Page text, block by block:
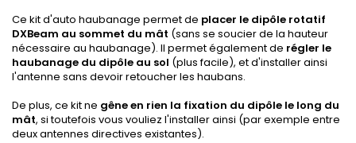
Ce kit d'auto haubanage permet de placer le dipôle rotatif
DXBeam au sommet du mât (sans se soucier de la hauteur
nécessaire au haubanage). Il permet également de régler le
haubanage du dipôle au sol (plus facile), et d'installer ainsi
l'antenne sans devoir retoucher les haubans.
De plus, ce kit ne gêne en rien la fixation du dipôle le long du
mât, si toutefois vous vouliez l'installer ainsi (par exemple entre
deux antennes directives existantes).